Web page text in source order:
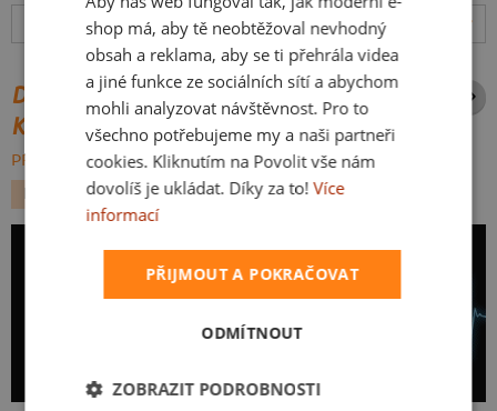
Hodnocení:4.86 (76recenzí)
DALŠÍ POTISKY ZE STEJNÉ
KATEGORIE
PROCHÁZET VŠE:
KÁVA
SLOVAK
shop má, aby tě neobtěžoval nevhodný
obsah a reklama, aby se ti přehrála videa
a jiné funkce ze sociálních sítí a abychom
mohli analyzovat návštěvnost. Pro to
všechno potřebujeme my a naši partneři
cookies. Kliknutím na Povolit vše nám
dovolíš je ukládat. Díky za to! Více
informací
PŘIJMOUT A POKRAČOVAT
ODMÍTNOUT
ZOBRAZIT PODROBNOSTI